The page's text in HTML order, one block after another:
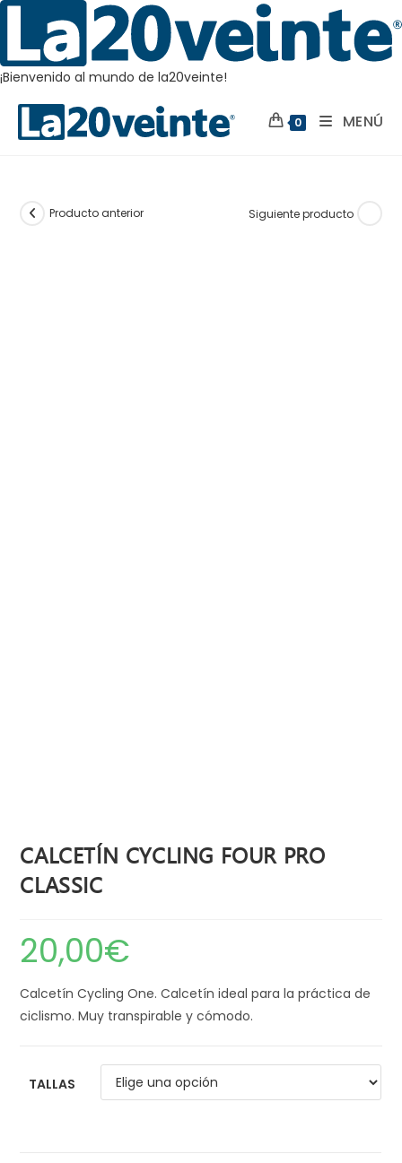
¡Bienvenido al mundo de la20veinte!
contenido
0 MENÚ
Producto anterior Siguiente producto
CALCETÍN CYCLING FOUR PRO
CLASSIC
20,00€
Calcetín Cycling One. Calcetín ideal para la práctica de
ciclismo. Muy transpirable y cómodo.
TALLAS